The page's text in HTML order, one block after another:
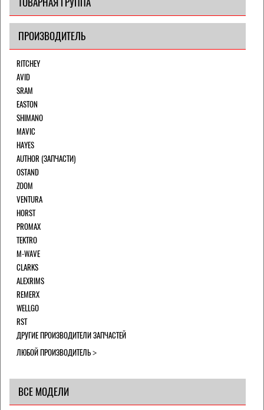
ПРОИЗВОДИТЕЛЬ
RITCHEY
AVID
SRAM
EASTON
SHIMANO
MAVIC
HAYES
AUTHOR (ЗАПЧАСТИ)
OSTAND
ZOOM
VENTURA
HORST
PROMAX
TEKTRO
M-WAVE
CLARKS
ALEXRIMS
REMERX
WELLGO
RST
ДРУГИЕ ПРОИЗВОДИТЕЛИ ЗАПЧАСТЕЙ
ЛЮБОЙ ПРОИЗВОДИТЕЛЬ
ВСЕ МОДЕЛИ